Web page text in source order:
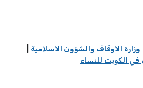
الاوقاف والشؤون الاسلامية
في الكويت للنساء